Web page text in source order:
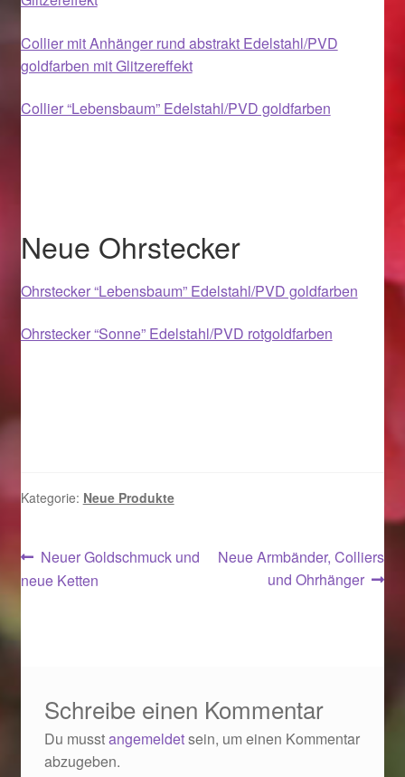
Weihnachtsangebote 2020
Collier mit Anhänger rund abstrakt Edelstahl/PVD
goldfarben mit Glitzereffekt
Collier “Lebensbaum” Edelstahl/PVD goldfarben
Neue Ohrstecker
Ohrstecker “Lebensbaum” Edelstahl/PVD goldfarben
Ohrstecker “Sonne” Edelstahl/PVD rotgoldfarben
Kategorie: Neue Produkte
Beitragsnavigation
Vorheriger
Beitrag:
Neuer Goldschmuck und
neue Ketten
Nächster
Neue Armbänder, Colliers
und Ohrhänger
Schreibe einen Kommentar
Du musstangemeldetsein, um einen Kommentar
abzugeben.